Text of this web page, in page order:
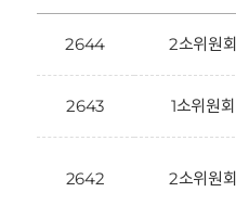
2644 2소위원회
2643 1소위원회
2642 2소위원회